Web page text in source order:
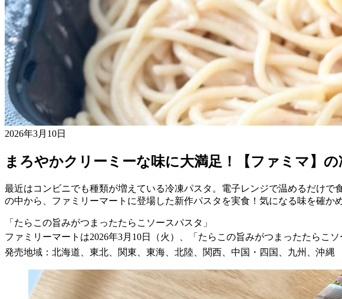
2026年3月10日
まろやかクリーミーな味に大満足！【ファミマ】
最近はコンビニでも種類が増えている冷凍パスタ。電子レンジで温めるだけ
の中から、ファミリーマートに登場した新作パスタを実食！気になる味を確か
「たらこの旨みがつまったたらこソースパスタ」
ファミリーマートは2026年3月10日（火）、「たらこの旨みがつまったたらこ
発売地域：北海道、東北、関東、東海、北陸、関西、中国・四国、九州、沖縄